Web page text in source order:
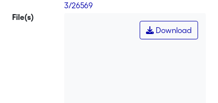
3/26569
File(s)
Download